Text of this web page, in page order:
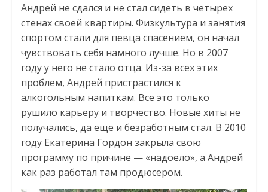
Андрей не сдался и не стал сидеть в четырех
стенах своей квартиры. Физкультура и занятия
спортом стали для певца спасением, он начал
чувствовать себя намного лучше. Но в 2007
году у него не стало отца. Из-за всех этих
проблем, Андрей пристрастился к
алкогольным напиткам. Все это только
рушило карьеру и творчество. Новые хиты не
получались, да еще и безработным стал. В 2010
году Екатерина Гордон закрыла свою
программу по причине — «надоело», а Андрей
как раз работал там продюсером.